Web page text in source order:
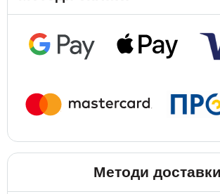
Методи доставки